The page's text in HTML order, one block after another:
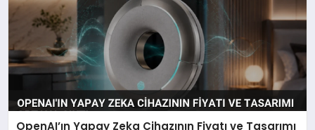
OpenAI’ın Yapay Zeka Cihazının Fiyatı ve Tasarımı